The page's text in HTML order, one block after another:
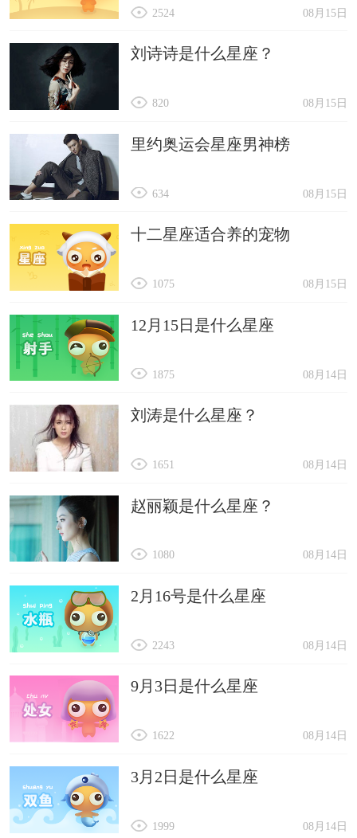
08月15日
2524
刘诗诗是什么星座？
08月15日
820
里约奥运会星座男神榜
08月15日
634
十二星座适合养的宠物
08月15日
1075
12月15日是什么星座
08月14日
1875
刘涛是什么星座？
08月14日
1651
赵丽颖是什么星座？
08月14日
1080
2月16号是什么星座
08月14日
2243
9月3日是什么星座
08月14日
1622
3月2日是什么星座
08月14日
1999